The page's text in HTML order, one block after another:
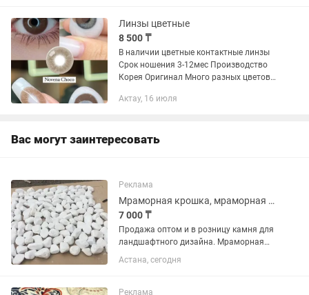
Линзы цветные
8 500 ₸
В наличии цветные контактные линзы
Срок ношения 3-12мес Производство
Корея Оригинал Много разных цветов
Актау, 16 июля
Вас могут заинтересовать
Реклама
Мраморная крошка, мраморная галька, камни для ландшафта.
7 000 ₸
Продажа оптом и в розницу камня для
ландшафтного дизайна. Мраморная
крошка, мраморная галька, Цветные
камни, Морская галька, речная галька,
лиственницы), габионы, вазоны,...
Астана, сегодня
Реклама